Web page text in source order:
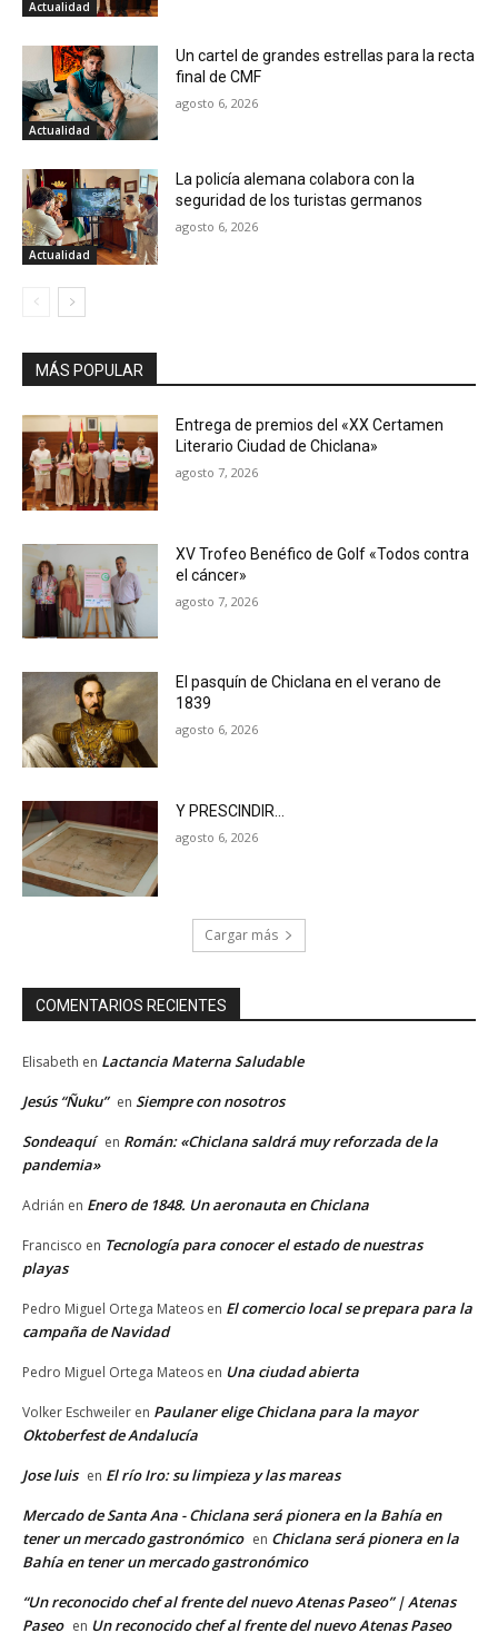
Actualidad
Actualidad
Un cartel de grandes estrellas para la recta
final de CMF
agosto 6, 2026
Actualidad
La policía alemana colabora con la
seguridad de los turistas germanos
agosto 6, 2026
MÁS POPULAR
Entrega de premios del «XX Certamen
Literario Ciudad de Chiclana»
agosto 7, 2026
XV Trofeo Benéfico de Golf «Todos contra
el cáncer»
agosto 7, 2026
El pasquín de Chiclana en el verano de
1839
agosto 6, 2026
Y PRESCINDIR…
agosto 6, 2026
Cargar más
COMENTARIOS RECIENTES
Elisabeth en Lactancia Materna Saludable
Jesús “Ñuku” en Siempre con nosotros
Sondeaquí en Román: «Chiclana saldrá muy reforzada de la
pandemia»
Adrián en Enero de 1848. Un aeronauta en Chiclana
Francisco en Tecnología para conocer el estado de nuestras
playas
Pedro Miguel Ortega Mateos en El comercio local se prepara para la
campaña de Navidad
Pedro Miguel Ortega Mateos en Una ciudad abierta
Volker Eschweiler en Paulaner elige Chiclana para la mayor
Oktoberfest de Andalucía
Jose luis en El río Iro: su limpieza y las mareas
Mercado de Santa Ana - Chiclana será pionera en la Bahía en
tener un mercado gastronómico en Chiclana será pionera en la
Bahía en tener un mercado gastronómico
“Un reconocido chef al frente del nuevo Atenas Paseo” | Atenas
Paseo en Un reconocido chef al frente del nuevo Atenas Paseo